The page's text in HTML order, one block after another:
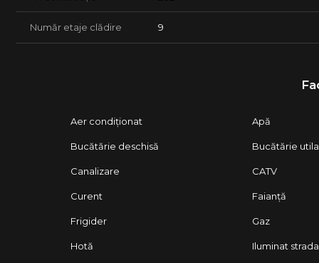
Număr etaje clădire 9
Aer condiționat Apă
Bucătărie deschisă Bucătărie
Canalizare CATV
Curent Faianță
Frigider Gaz
Hotă Iluminat